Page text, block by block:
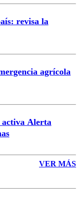
revisa la
agrícola
activa Alerta
VER MÁS